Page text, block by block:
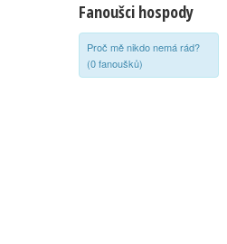
Fanoušci hospody
Proč mě nikdo nemá rád?
(0 fanoušků)